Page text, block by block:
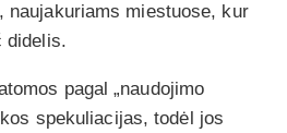
naujakuriams miestuose, kur
didelis.
pagal „naudojimo
spekuliacijas, todėl jos